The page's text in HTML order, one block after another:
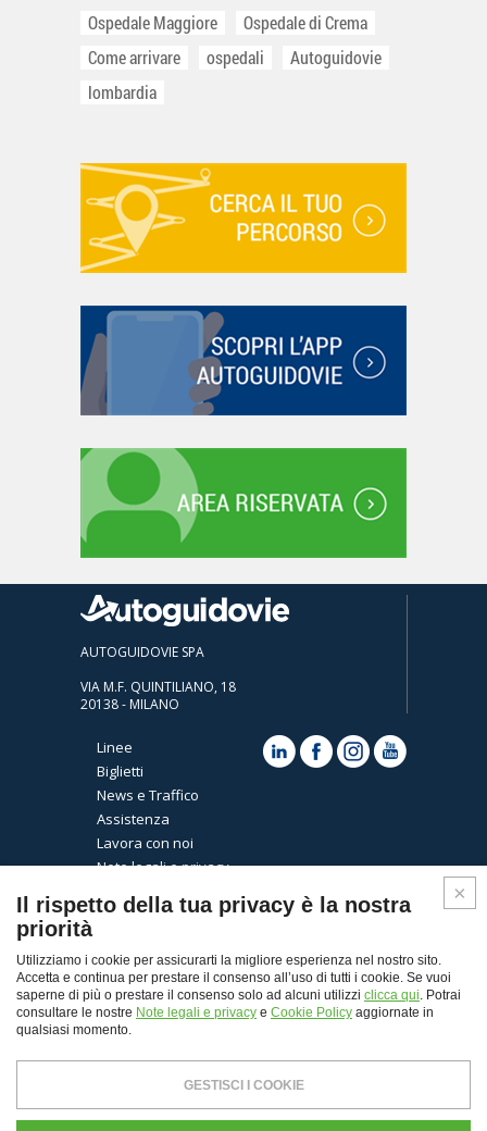
Ospedale Maggiore
Ospedale di Crema
Come arrivare
ospedali
Autoguidovie
lombardia
AUTOGUIDOVIE SPA
VIA M.F. QUINTILIANO, 18
20138 - MILANO
Linee
Biglietti
News e Traffico
Assistenza
Lavora con noi
Note legali e privacy
© Copyright 2026 - Autoguidovie spa
Il rispetto della tua privacy è la nostra
priorità
Utilizziamo i cookie per assicurarti la migliore esperienza nel nostro sito.
Accetta e continua per prestare il consenso all’uso di tutti i cookie. Se vuoi
saperne di più o prestare il consenso solo ad alcuni utilizzi clicca qui. Potrai
consultare le nostre Note legali e privacy e Cookie Policy aggiornate in
qualsiasi momento.
GESTISCI I COOKIE